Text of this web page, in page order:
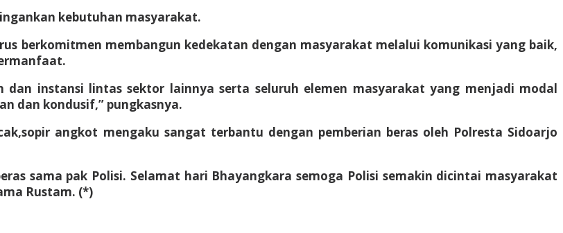
kebutuhan masyarakat.
berkomitmen membangun kedekatan dengan masyarakat melalui komunikasi yang baik,
dan instansi lintas sektor lainnya serta seluruh elemen masyarakat yang menjadi modal
dan kondusif,” pungkasnya.
angkot mengaku sangat terbantu dengan pemberian beras oleh Polresta Sidoarjo
sama pak Polisi. Selamat hari Bhayangkara semoga Polisi semakin dicintai masyarakat
Rustam. (*)